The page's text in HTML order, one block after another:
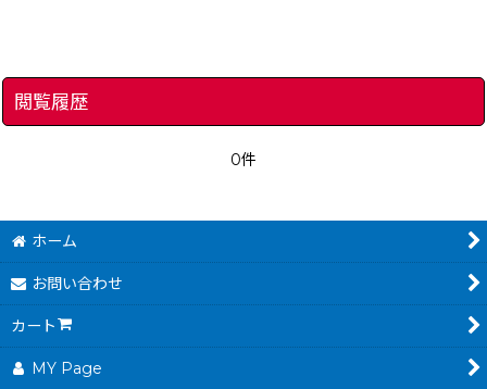
閲覧履歴
0件
ホーム
お問い合わせ
カート
MY Page